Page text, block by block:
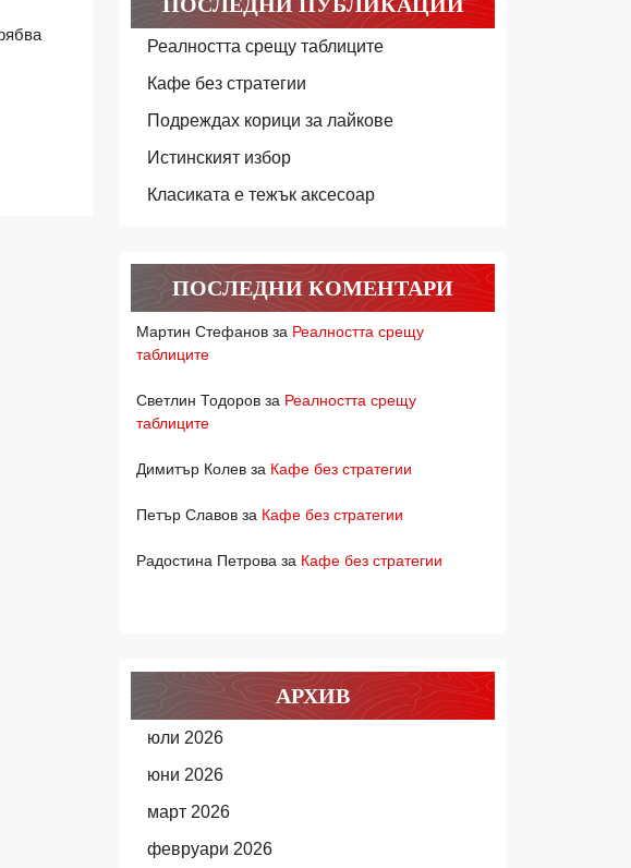
Реалността срещу таблиците
Кафе без стратегии
Подреждах корици за лайкове
Истинският избор
Класиката е тежък аксесоар
ПОСЛЕДНИ КОМЕНТАРИ
Мартин Стефанов за Реалността срещу
таблиците
Светлин Тодоров за Реалността срещу
таблиците
Димитър Колев за Кафе без стратегии
Петър Славов за Кафе без стратегии
Радостина Петрова за Кафе без стратегии
АРХИВ
юли 2026
юни 2026
март 2026
февруари 2026